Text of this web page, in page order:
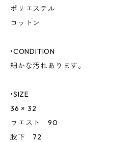
ポリエステル
コットン
•CONDITION
細かな汚れあります。
•SIZE
36 × 32
ウエスト 90
股下 72